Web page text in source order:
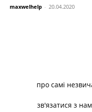
maxwelhelp - 20.04.2020
про самі
зв'язатися з